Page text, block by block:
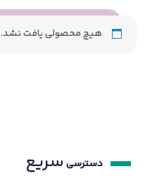
هیچ محصولی یافت نشد.
دسترسی سریع